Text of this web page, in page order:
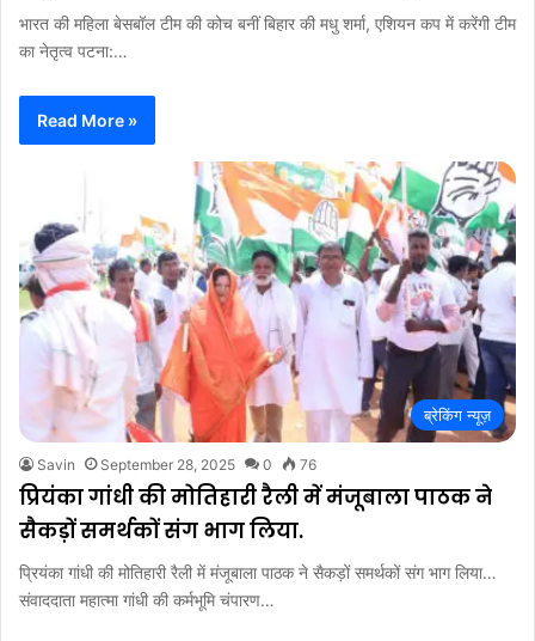
भारत की महिला बेसबॉल टीम की कोच बनीं बिहार की मधु शर्मा, एशियन कप में करेंगी टीम
का नेतृत्व पटना:…
Read More »
ब्रेकिंग न्यूज़
Savin September 28, 2025 0 76
प्रियंका गांधी की मोतिहारी रैली में मंजूबाला पाठक ने
सैकड़ों समर्थकों संग भाग लिया.
प्रियंका गांधी की मोतिहारी रैली में मंजूबाला पाठक ने सैकड़ों समर्थकों संग भाग लिया…
संवाददाता महात्मा गांधी की कर्मभूमि चंपारण…